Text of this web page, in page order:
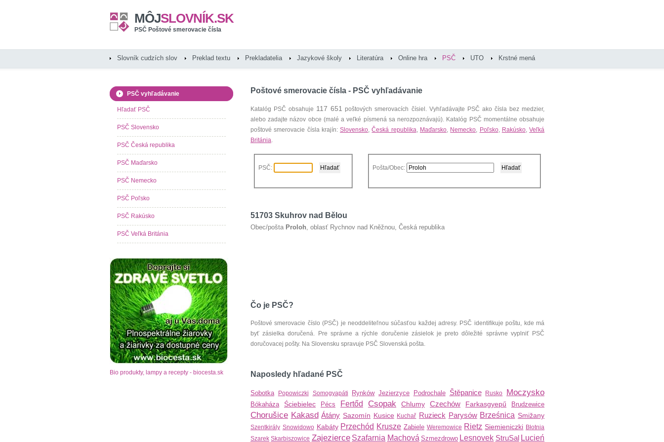
MÔJSLOVNÍK.SK
PSČ Poštové smerovacie čísla
Slovník cudzích slov Preklad textu Prekladatelia Jazykové školy Literatúra Online hra PSČ UTO Krstné mená
Poštové smerovacie čísla - PSČ vyhľadávanie
Katalóg PSČ obsahuje 117 651 poštových smerovacích čísiel. Vyhľadávajte PSČ ako čísla bez medzier,
alebo zadajte názov obce (malé a veľké písmená sa nerozpoznávajú). Katalóg PSČ momentálne obsahuje
poštové smerovacie čísla krajín:Slovensko,Česká republika, Maďarsko, Nemecko, Poľsko, Rakúsko,Veľká
Británia.
PSČ: Pošta/Obec:
51703 Skuhrov nad Bělou
Obec/pošta Proloh, oblasť Rychnov nad Kněžnou, Česká republika
Čo je PSČ?
Poštové smerovacie číslo (PSČ) je neoddeliteľnou súčasťou každej adresy. PSČ identifikuje poštu, kde má
byť zásielka doručená. Pre správne a rýchle doručenie zásielok je preto dôležité správne vyplniť PSČ
doručovacej pošty. Na Slovensku spravuje PSČ Slovenská pošta.
Naposledy hľadané PSČ
Sobotka Popowiczki Somogyapáti Rynków Jezierzyce Podrochale Štěpanice Rusko Moczysko
Bókaháza Ściebielec Pécs Fertőd Csopak Chlumy Czechów Farkasgyepű Brudzewice
Chorušice Kakasd Átány Sazomín Kusice Kuchař Ruzieck Parysów Brześnica Smižany
Szentkirály Snowidowo Kabáty Przechód Krusze Zabiele Weremowice Rietz Siemieniczki Błotnia
Szarek Skarbiszowice Zajezierce Szafarnia Machová Szmezdrowo Lesnovek StruSal Lucień
PSČ vyhľadávanie
Hľadať PSČ
PSČ Slovensko
PSČ Česká republika
PSČ Maďarsko
PSČ Nemecko
PSČ Poľsko
PSČ Rakúsko
PSČ Veľká Británia
Bio produkty, lampy a recepty - biocesta.sk